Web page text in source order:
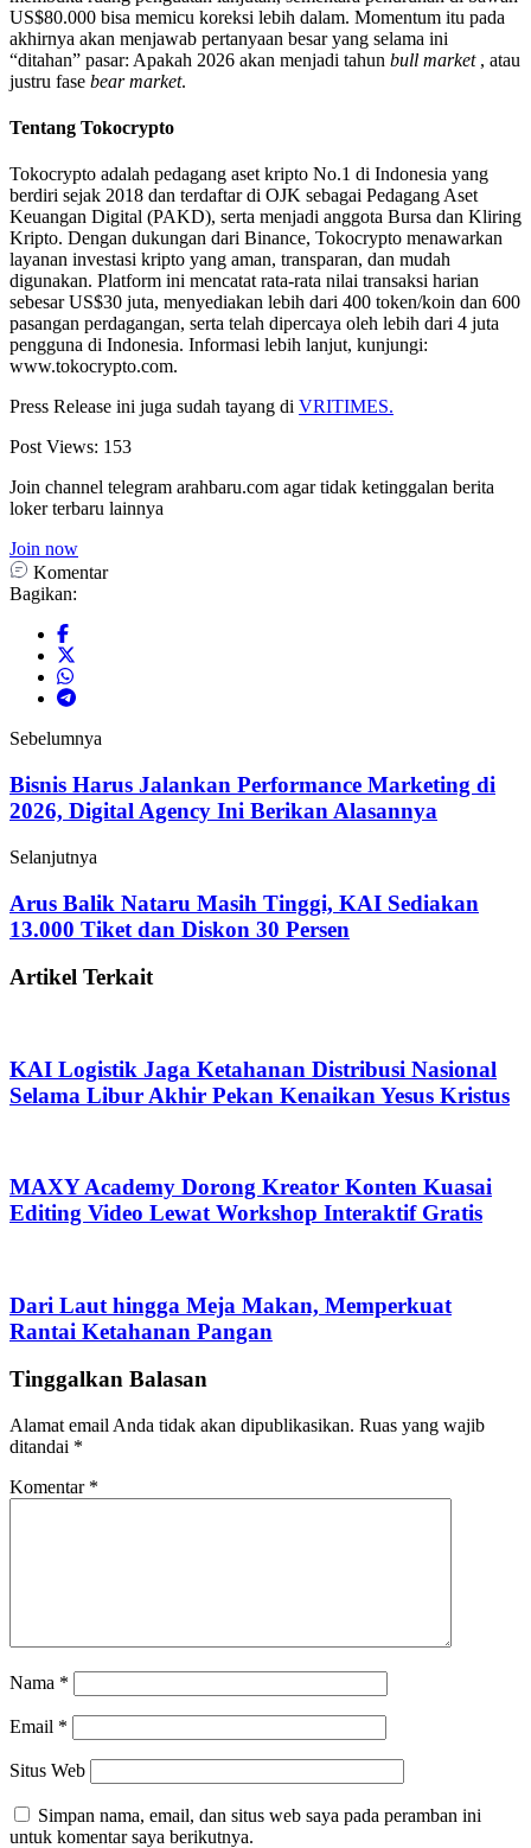
US$80.000 bisa memicu koreksi lebih dalam. Momentum itu pada
akhirnya akan menjawab pertanyaan besar yang selama ini
“ditahan” pasar: Apakah 2026 akan menjadi tahun bull market, atau
justru fase bear market.
Tentang Tokocrypto
Tokocrypto adalah pedagang aset kripto No.1 di Indonesia yang
berdiri sejak 2018 dan terdaftar di OJK sebagai Pedagang Aset
Keuangan Digital (PAKD), serta menjadi anggota Bursa dan Kliring
Kripto. Dengan dukungan dari Binance, Tokocrypto menawarkan
layanan investasi kripto yang aman, transparan, dan mudah
digunakan. Platform ini mencatat rata-rata nilai transaksi harian
sebesar US$30 juta, menyediakan lebih dari 400 token/koin dan 600
pasangan perdagangan, serta telah dipercaya oleh lebih dari 4 juta
pengguna di Indonesia. Informasi lebih lanjut, kunjungi:
www.tokocrypto.com.
Press Release ini juga sudah tayang di VRITIMES.
Post Views: 153
Join channel telegram arahbaru.com agar tidak ketinggalan berita
loker terbaru lainnya
Join now
Komentar
Bagikan:
Sebelumnya
Bisnis Harus Jalankan Performance Marketing di
2026, Digital Agency Ini Berikan Alasannya
Selanjutnya
Arus Balik Nataru Masih Tinggi, KAI Sediakan
13.000 Tiket dan Diskon 30 Persen
Artikel Terkait
KAI Logistik Jaga Ketahanan Distribusi Nasional
Selama Libur Akhir Pekan Kenaikan Yesus Kristus
MAXY Academy Dorong Kreator Konten Kuasai
Editing Video Lewat Workshop Interaktif Gratis
Dari Laut hingga Meja Makan, Memperkuat
Rantai Ketahanan Pangan
Tinggalkan Balasan
Alamat email Anda tidak akan dipublikasikan. Ruas yang wajib
ditandai *
Komentar *
Nama *
Email *
Situs Web
Simpan nama, email, dan situs web saya pada peramban ini
untuk komentar saya berikutnya.